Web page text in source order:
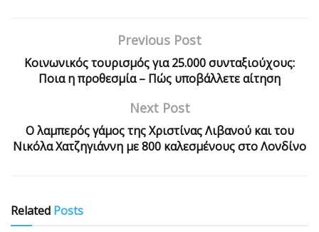
Previous Post
Kοινωνικός τουρισμός για 25.000 συνταξιούχους:
Ποια η προθεσμία – Πώς υποβάλλετε αίτηση
Next Post
Ο λαμπερός γάμος της Χριστίνας Λιβανού και του
Νικόλα Χατζηγιάννη με 800 καλεσμένους στο Λονδίνο
Related Posts